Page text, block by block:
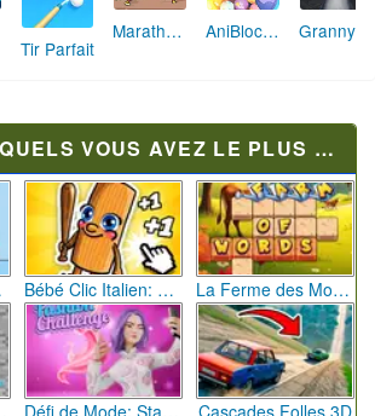
Course Mathématique: La Vitesse par les Chiffres
VOUS AVEZ LE PLUS JOUÉ
Bébé Clic Italien: La Folie des Petits Bambins La Ferme des Mots - Cultivez votre Vocabulaire
Pioches Défi de Mode: Star du Podium Cascades Folles 3D